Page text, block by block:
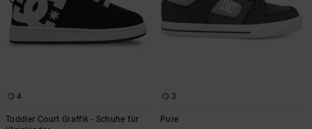
4
Toddler Court Graffik - Schuhe für
3
Pure